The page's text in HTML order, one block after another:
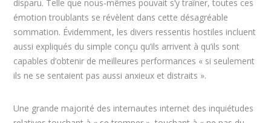
disparu. Telle que nous-mêmes pouvait s’y traîner, toutes ces
émotion troublants se révèlent dans cette désagréable
sommation. Évidemment, les divers ressentis hostiles incluent
aussi expliqués du simple conçu qu’ils arrivent à qu’ils sont
capables d’obtenir de meilleures performances « si seulement
ils ne se sentaient pas aussi anxieux et distraits ».
Une grande majorité des internautes internet des inquiétudes